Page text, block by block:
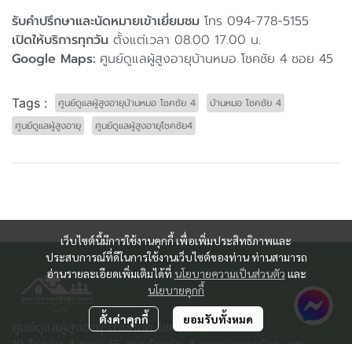
รับคำปรึกษาและนัดหมายเข้าเยี่ยมชม โทร 094-778-5155
เปิดให้บริการทุกวัน ตั้งแต่เวลา 08.00 17.00 น.
Google Maps: ศูนย์ดูแลผู้สูงอายุบ้านหมอ โชคชัย 4 ซอย 45
Tags : ศูนย์ดูแลผู้สูงอายุบ้านหมอ โชคชัย 4
บ้านหมอ โชคชัย 4
ศูนย์ดูแลผู้สูงอายุ
ศูนย์ดูแลผู้สูงอายุโชคชัย4
เว็บไซต์นี้มีการใช้งานคุกกี้ เพื่อเพิ่มประสิทธิภาพและ
ประสบการณ์ที่ดีในการใช้งานเว็บไซต์ของท่าน ท่านสามารถ
อ่านรายละเอียดเพิ่มเติมได้ที่ นโยบายความเป็นส่วนตัว และ
นโยบายคุกกี้
ตั้งค่าคุกกี้ ยอมรับทั้งหมด
ศูนย์ดูแลผู้สูงอายุ บ้านหมอ โชคชัย 4